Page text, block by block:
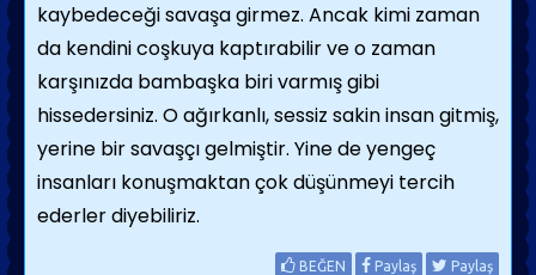
kaybedeceği savaşa girmez. Ancak kimi zaman
da kendini coşkuya kaptırabilir ve o zaman
karşınızda bambaşka biri varmış gibi
hissedersiniz. O ağırkanlı, sessiz sakin insan gitmiş,
yerine bir savaşçı gelmiştir. Yine de yengeç
insanları konuşmaktan çok düşünmeyi tercih
ederler diyebiliriz.
BEĞEN Paylaş Paylaş